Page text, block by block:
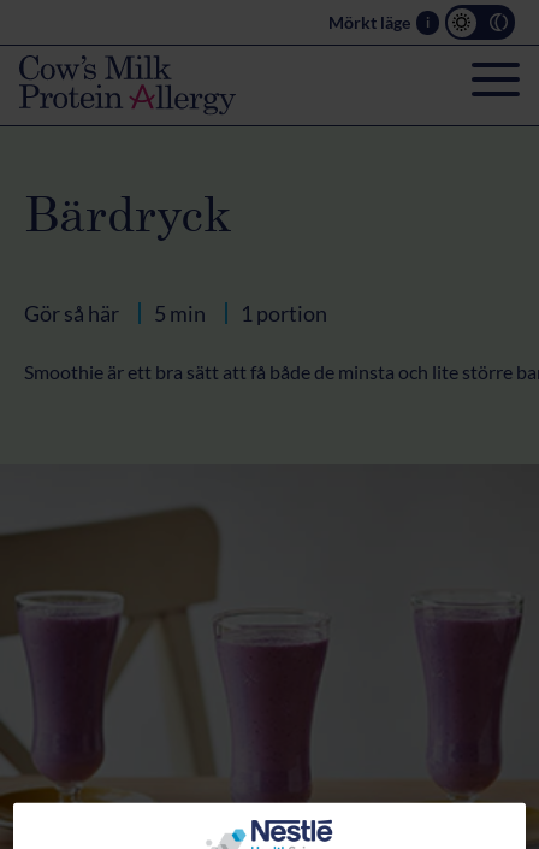
Mörkt läge i
Bärdryck
Gör så här 5 min 1 portion
Smoothie är ett bra sätt att få både de minsta och lite större